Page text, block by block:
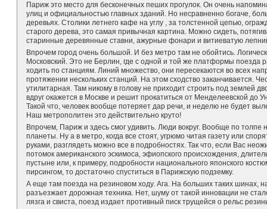
Париж это место для бесконечных пеших прогулок. Он очень
улиц и официальностью главных зданий. Но несравненно богаче,
деревьях. Столики летнего кафе на углу , за толстенной цепью,
старого дерева, это самая привычная картина. Можно сидеть,
старинные деревянные ставни, ажурные фонари и витиеватую
Впрочем город очень большой. И без метро там не обойтись.
Московский. Это не Берлин, где с одной и той же платформы поезда
ходить по станциям. Линий множество, они пересекаются во всех
протяжении нескольких станций. На этом сходство заканчивается.
утилитарная. Там никому в голову не приходит строить под землей
вдруг окажется в Москве и решит прокатиться от Менделеевской до
Такой что, человек вообще потеряет дар речи, и неделю не будет
Наш метрополитен это действительно круто!
Впрочем, Париж и здесь смог удивить. Люди вокруг. Вообще по толпе
планеты. Ну а в метро, когда все стоят, угрюмо читая газету или
руками, разглядеть можно все в подробностях. Так что, если Вас
потомок американского эскимоса, эфиопского происхождения,
пустыне или, к примеру, подробности национального японского
пирсингом, то достаточно спуститься в Парижскую подземку.
А еще там поезда на резиновом ходу. Ага. На больших таких шинах,
разъезжает дорожная техника. Нет, шуму от такой инновации не
лязга и свиста, поезд издает противный писк трущейся о рельс